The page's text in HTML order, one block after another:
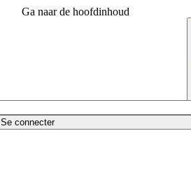
Ga naar de hoofdinhoud
Se connecter